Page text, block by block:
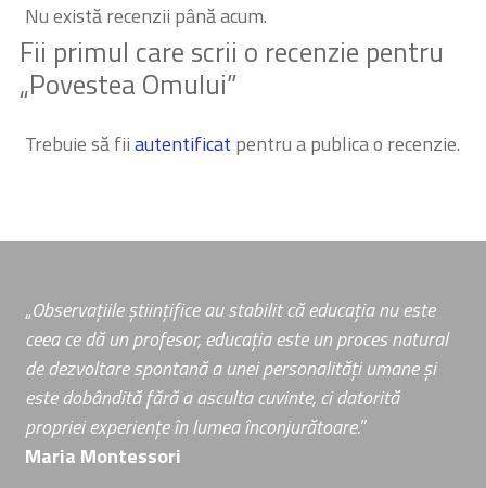
Nu există recenzii până acum.
Fii primul care scrii o recenzie pentru
„Povestea Omului”
Trebuie să fiiautentificat pentru a publica o recenzie.
„Observațiile științifice au stabilit că educația nu este
ceea ce dă un profesor, educația este un proces natural
de dezvoltare spontană a unei personalități umane și
este dobândită fără a asculta cuvinte, ci datorită
propriei experiențe în lumea înconjurătoare.”
Maria Montessori